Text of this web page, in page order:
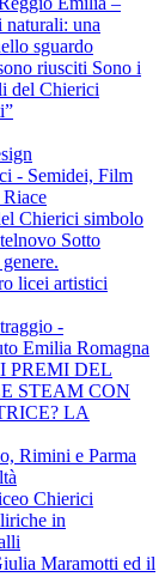
una
sguardo
riusciti Sono i
del Chierici
- Semidei, Film
Chierici simbolo
Sotto
licei artistici
-
Emilia Romagna
PREMI DEL
STEAM CON
LA
Rimini e Parma
Chierici
in
Maramotti ed il